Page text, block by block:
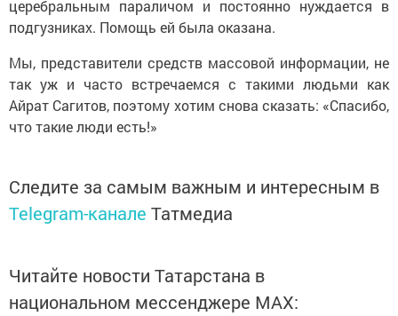
церебральным параличом и постоянно нуждается в
подгузниках. Помощь ей была оказана.
Мы, представители средств массовой информации, не
так уж и часто встречаемся с такими людьми как
Айрат Сагитов, поэтому хотим снова сказать: «Спасибо,
что такие люди есть!»
Следите за самым важным и интересным в
Telegram-канале Татмедиа
Читайте новости Татарстана в
национальном мессенджере MАХ: